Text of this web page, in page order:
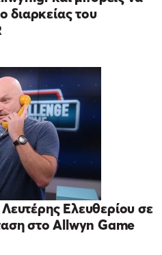
διαρκείας του
Ελευθερίου σε
στο Allwyn Game